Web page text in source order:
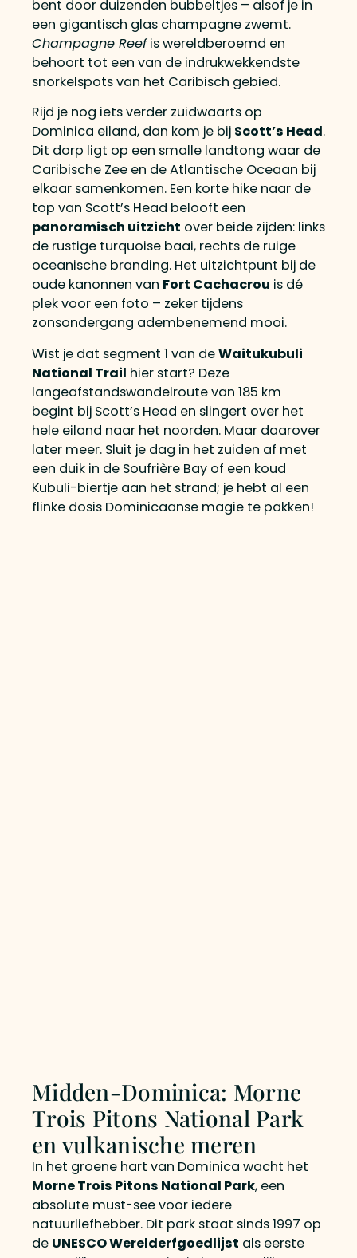
bent door duizenden bubbeltjes – alsof je in
een gigantisch glas champagne zwemt.
Champagne Reefis wereldberoemd en
behoort tot een van de indrukwekkendste
snorkelspots van het Caribisch gebied.
Rijd je nog iets verder zuidwaarts op
Dominica eiland, dan kom je bij Scott’s Head.
Dit dorp ligt op een smalle landtong waar de
Caribische Zee en de Atlantische Oceaan bij
elkaar samenkomen. Een korte hike naar de
top van Scott’s Head belooft een
panoramisch uitzicht over beide zijden: links
de rustige turquoise baai, rechts de ruige
oceanische branding. Het uitzichtpunt bij de
oude kanonnen van Fort Cachacrou is dé
plek voor een foto – zeker tijdens
zonsondergang adembenemend mooi.
Wist je dat segment 1 van deWaitukubuli
National Trail hier start? Deze
langeafstandswandelroute van 185 km
begint bij Scott’s Head en slingert over het
hele eiland naar het noorden. Maar daarover
later meer. Sluit je dag in het zuiden af met
een duik in de Soufrière Bay of een koud
Kubuli-biertje aan het strand; je hebt al een
flinke dosis Dominicaanse magie te pakken!
Midden-Dominica: Morne
Trois Pitons National Park
en vulkanische meren
In het groene hart van Dominica wacht het
Morne Trois Pitons National Park, een
absolute must-see voor iedere
natuurliefhebber. Dit park staat sinds 1997 op
de UNESCO Werelderfgoedlijst als eerste